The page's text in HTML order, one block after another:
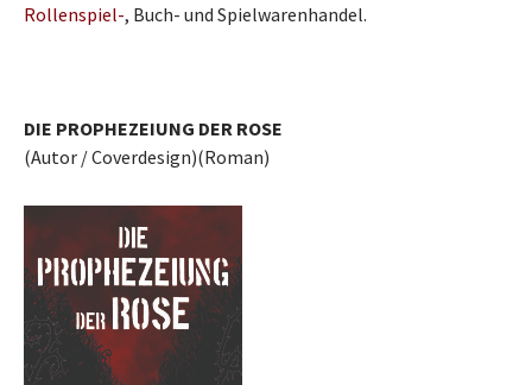
Rollenspiel-, Buch- und Spielwarenhandel.
DIE PROPHEZEIUNG DER ROSE
(Autor / Coverdesign)(Roman)